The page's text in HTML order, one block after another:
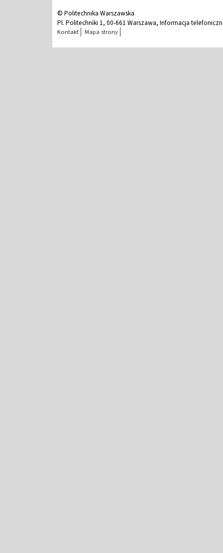
© Politechnika Warszawska
Pl. Politechniki 1, 00-661 Warszawa, Informacja
Kontakt Mapa strony